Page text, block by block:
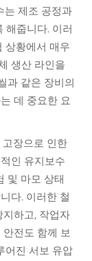
는 제조 공정과
해줍니다. 이러
상황에서 매우
생산 라인을
과 같은 장비의
데 중요한 요
장으로 인한
인 유지보수
및 마모 상태
다. 이러한 철
하고, 작업자
전도 함께 보
어진 서보 유압